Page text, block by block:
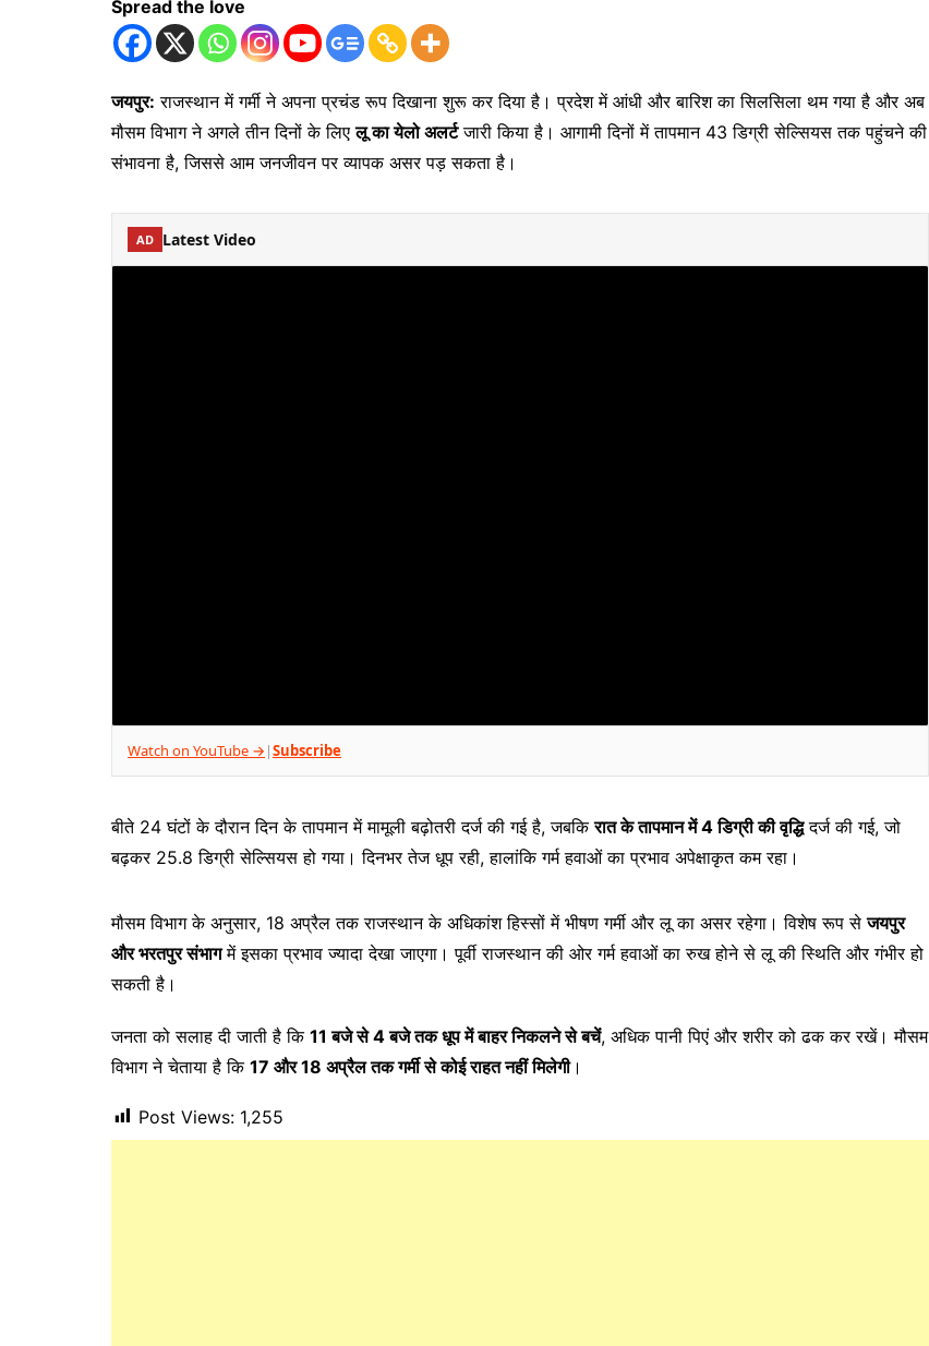
Spread the love
जयपुर: राजस्थान में गर्मी ने अपना प्रचंड रूप दिखाना शुरू कर दिया है। प्रदेश में आंधी और बारिश का सिलसिला थम गया है और अब
मौसम विभाग ने अगले तीन दिनों के लिएलू का येलो अलर्टजारी किया है। आगामी दिनों में तापमान 43 डिग्री सेल्सियस तक पहुंचने की
संभावना है, जिससे आम जनजीवन पर व्यापक असर पड़ सकता है।
AD Latest Video
Watch on YouTube → |Subscribe
बीते 24 घंटों के दौरान दिन के तापमान में मामूली बढ़ोतरी दर्ज की गई है, जबकिरात के तापमान में 4 डिग्री की वृद्धिदर्ज की गई, जो
बढ़कर 25.8 डिग्री सेल्सियस हो गया। दिनभर तेज धूप रही, हालांकि गर्म हवाओं का प्रभाव अपेक्षाकृत कम रहा।
मौसम विभाग के अनुसार, 18 अप्रैल तक राजस्थान के अधिकांश हिस्सों में भीषण गर्मी और लू का असर रहेगा। विशेष रूप सेजयपुर
और भरतपुर संभागमें इसका प्रभाव ज्यादा देखा जाएगा। पूर्वी राजस्थान की ओर गर्म हवाओं का रुख होने से लू की स्थिति और गंभीर हो
सकती है।
जनता को सलाह दी जाती है कि 11 बजे से 4 बजे तक धूप में बाहर निकलने से बचें, अधिक पानी पिएं और शरीर को ढक कर रखें। मौसम
विभाग ने चेताया है कि 17 और 18 अप्रैल तक गर्मी से कोई राहत नहीं मिलेगी।
Post Views: 1,255